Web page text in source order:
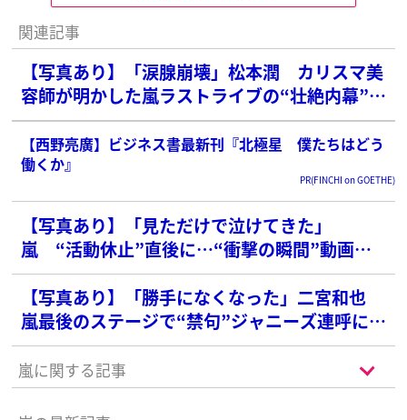
関連記事
【写真あり】「涙腺崩壊」松本潤 カリスマ美
容師が明かした嵐ラストライブの“壮絶内幕”に
ファン騒然…当日には体調不良の懸念も
【西野亮廣】ビジネス書最新刊『北極星 僕たちはどう
働くか』
PR(FINCHI on GOETHE)
【写真あり】「見ただけで泣けてきた」
嵐 “活動休止”直後に…“衝撃の瞬間”動画に
ファン消沈
【写真あり】「勝手になくなった」二宮和也
嵐最後のステージで“禁句”ジャニーズ連呼に衝
撃の声…喜多川氏に「謝ってほしい」と怒りあ
らわにしたことも
嵐に関する記事